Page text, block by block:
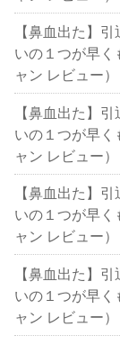
【鼻血出た】
いの１つが早く
ャン レビュー）
【鼻血出た】
いの１つが早く
ャン レビュー）
【鼻血出た】
いの１つが早く
ャン レビュー）
【鼻血出た】
いの１つが早く
ャン レビュー）